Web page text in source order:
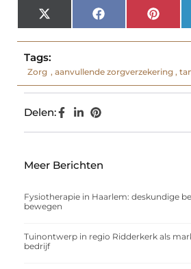
X
(Twitter)
Facebook
Tags:
Zorg , aanvullende zorgverzekering ,
Delen:
Meer Berichten
Fysiotherapie in Haarlem: deskundige
bewegen
Tuinontwerp in regio Ridderkerk als
bedrijf